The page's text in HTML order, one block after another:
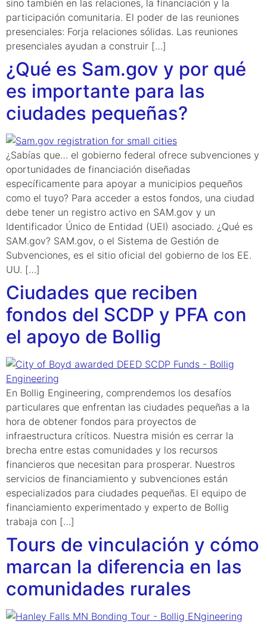
sino también en las relaciones, la financiación y la
participación comunitaria. El poder de las reuniones
presenciales: Forja relaciones sólidas. Las reuniones
presenciales ayudan a construir […]
¿Qué es Sam.gov y por qué
es importante para las
ciudades pequeñas?
¿Sabías que… el gobierno federal ofrece subvenciones y
oportunidades de financiación diseñadas
específicamente para apoyar a municipios pequeños
como el tuyo? Para acceder a estos fondos, una ciudad
debe tener un registro activo en SAM.gov y un
Identificador Único de Entidad (UEI) asociado. ¿Qué es
SAM.gov? SAM.gov, o el Sistema de Gestión de
Subvenciones, es el sitio oficial del gobierno de los EE.
UU. […]
Ciudades que reciben
fondos del SCDP y PFA con
el apoyo de Bollig
En Bollig Engineering, comprendemos los desafíos
particulares que enfrentan las ciudades pequeñas a la
hora de obtener fondos para proyectos de
infraestructura críticos. Nuestra misión es cerrar la
brecha entre estas comunidades y los recursos
financieros que necesitan para prosperar. Nuestros
servicios de financiamiento y subvenciones están
especializados para ciudades pequeñas. El equipo de
financiamiento experimentado y experto de Bollig
trabaja con […]
Tours de vinculación y cómo
marcan la diferencia en las
comunidades rurales